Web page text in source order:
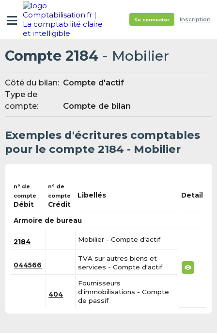
Se connecter Inscription
Compte 2184 - Mobilier
Côté du bilan: Compte d'actif
Type de
compte:
Compte de bilan
Exemples d'écritures comptables
pour le compte 2184 - Mobilier
n° de
compte
Débit
n° de
compte
Crédit
Libellés Detail
Armoire de bureau
2184 Mobilier - Compte d'actif
044566
TVA sur autres biens et
services - Compte d'actif
404
Fournisseurs
d'immobilisations - Compte
de passif